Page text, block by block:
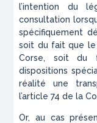
l’intention du
consultation
spécifiquement
soit du fait que le
Corse, soit du
dispositions
réalité une
l’article 74 de la
Or, au cas